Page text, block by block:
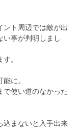
ント周辺では敵が出
い事が判明しまし
。
に。
で使い道のなかった
込まないと入手出来